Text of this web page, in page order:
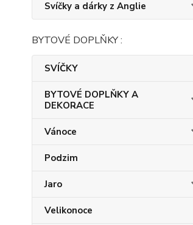
Svíčky a dárky z Anglie
BYTOVÉ DOPLŇKY :
SVÍČKY
BYTOVÉ DOPLŇKY A
DEKORACE
Vánoce
Podzim
Jaro
Velikonoce